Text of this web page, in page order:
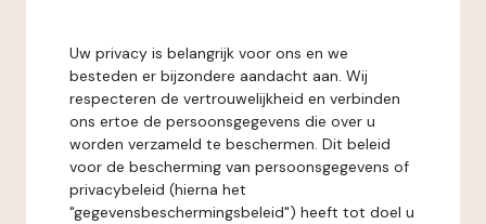
Uw privacy is belangrijk voor ons en we
besteden er bijzondere aandacht aan. Wij
respecteren de vertrouwelijkheid en verbinden
ons ertoe de persoonsgegevens die over u
worden verzameld te beschermen. Dit beleid
voor de bescherming van persoonsgegevens of
privacybeleid (hierna het
"gegevensbeschermingsbeleid") heeft tot doel u